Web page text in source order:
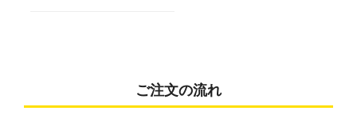
ご注文の流れ